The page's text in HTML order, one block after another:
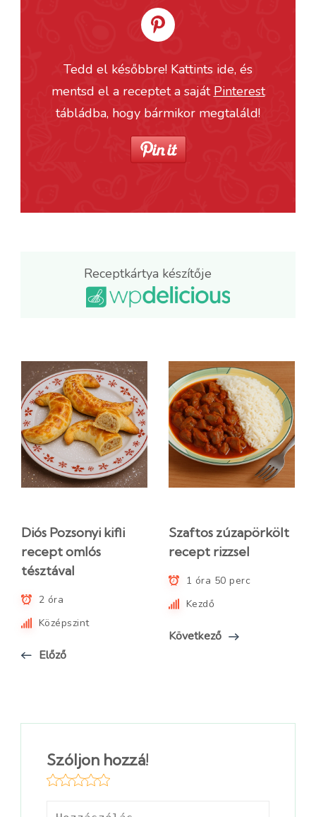
Tedd el későbbre! Kattints ide, és
mentsd el a receptet a saját Pinterest
tábládba, hogy bármikor megtaláld!
Receptkártya készítője
Diós Pozsonyi kifli
recept omlós
tésztával
2 óra
Középszint
Előző
Szaftos zúzapörkölt
recept rizzsel
1 óra 50 perc
Kezdő
Következő
Szóljon hozzá!